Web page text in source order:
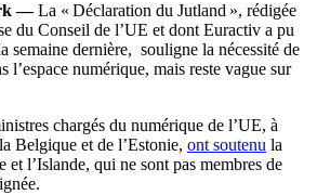
—La « Déclaration du Jutland », rédigée
du Conseil de l’UE et dont Euractiv a pu
semaine dernière, souligne la nécessité de
l’espace numérique, mais reste vague sur
chargés du numérique de l’UE, à
Belgique et de l’Estonie, ont soutenu la
l’Islande, qui ne sont pas membres de